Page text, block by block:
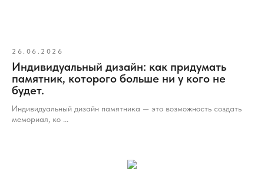
26.06.2026
Индивидуальный дизайн: как придумать
памятник, которого больше ни у кого не
будет.
Индивидуальный дизайн памятника — это возможность создать
мемориал, ко ...